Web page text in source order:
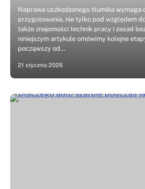
Naprawa uszkodzonego tłumika wymaga
przygotowania, nie tylko pod względem
także znajomości technik pracy i zasad
niniejszym artykule omówimy kolejne
począwszy od…
21 stycznia 2026